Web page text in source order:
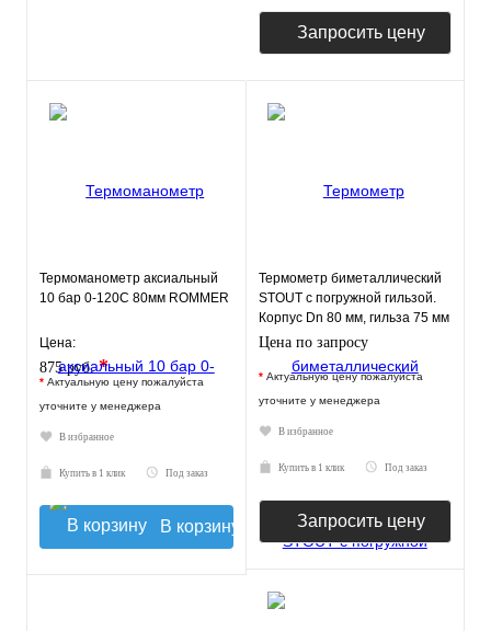
Запросить цену
Термоманометр аксиальный
10 бар 0-120С 80мм ROMMER
Цена:
875 руб.*
* Актуальную цену пожалуйста
уточните у менеджера
В избранное
Купить в 1 клик Под заказ
В корзину
Термометр биметаллический
STOUT с погружной гильзой.
Корпус Dn 80 мм, гильза 75 мм
1/2"
Цена по запросу
* Актуальную цену пожалуйста
уточните у менеджера
В избранное
Купить в 1 клик Под заказ
Запросить цену